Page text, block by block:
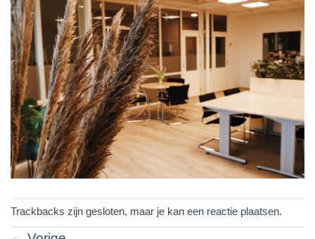
Trackbacks zijn gesloten, maar je kan een reactie plaatsen.